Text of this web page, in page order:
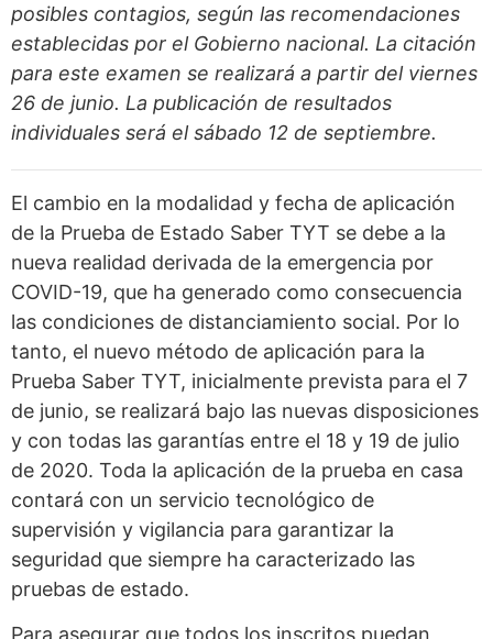
posibles contagios, según las recomendaciones
establecidas por el Gobierno nacional. La citación
para este examen se realizará a partir del viernes
26 de junio. La publicación de resultados
individuales será el sábado 12 de septiembre.
El cambio en la modalidad y fecha de aplicación
de la Prueba de Estado Saber TYT se debe a la
nueva realidad derivada de la emergencia por
COVID-19, que ha generado como consecuencia
las condiciones de distanciamiento social. Por lo
tanto, el nuevo método de aplicación para la
Prueba Saber TYT, inicialmente prevista para el 7
de junio, se realizará bajo las nuevas disposiciones
y con todas las garantías entre el 18 y 19 de julio
de 2020. Toda la aplicación de la prueba en casa
contará con un servicio tecnológico de
supervisión y vigilancia para garantizar la
seguridad que siempre ha caracterizado las
pruebas de estado.
Para asegurar que todos los inscritos puedan